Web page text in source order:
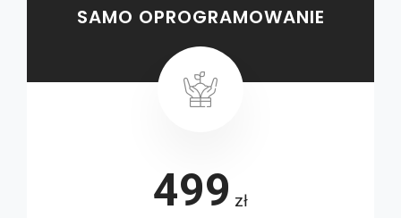
SAMO OPROGRAMOWANIE
499 zł